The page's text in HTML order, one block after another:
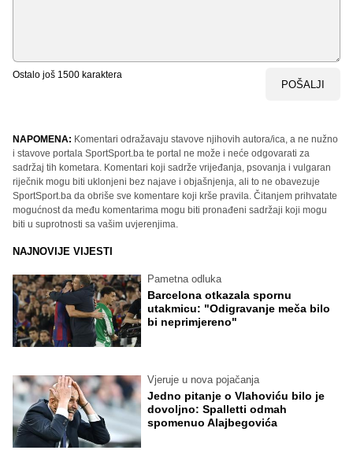
Ostalo još 1500 karaktera
POŠALJI
NAPOMENA: Komentari odražavaju stavove njihovih autora/ica, a ne nužno
i stavove portala SportSport.ba te portal ne može i neće odgovarati za
sadržaj tih kometara. Komentari koji sadrže vrijeđanja, psovanja i vulgaran
riječnik mogu biti uklonjeni bez najave i objašnjenja, ali to ne obavezuje
SportSport.ba da obriše sve komentare koji krše pravila. Čitanjem prihvatate
mogućnost da među komentarima mogu biti pronađeni sadržaji koji mogu
biti u suprotnosti sa vašim uvjerenjima.
NAJNOVIJE VIJESTI
Pametna odluka
Barcelona otkazala spornu
utakmicu: "Odigravanje meča bilo
bi neprimjereno"
Vjeruje u nova pojačanja
Jedno pitanje o Vlahoviću bilo je
dovoljno: Spalletti odmah
spomenuo Alajbegovića